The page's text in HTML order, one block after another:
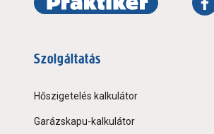
Szolgáltatás
Hőszigetelés kalkulátor
Garázskapu-kalkulátor